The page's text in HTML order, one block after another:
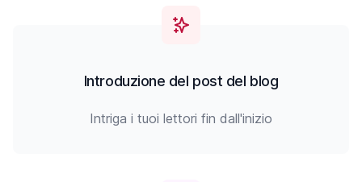
Introduzione del post del blog
Intriga i tuoi lettori fin dall'inizio